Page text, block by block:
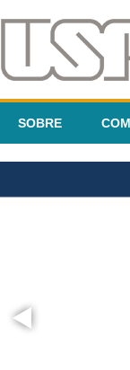
SOBRE